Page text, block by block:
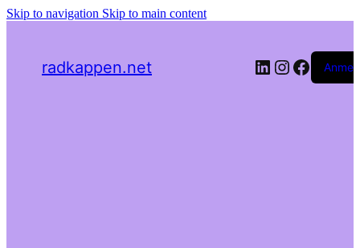
Skip to navigation Skip to main content
radkappen.net LinkedIn